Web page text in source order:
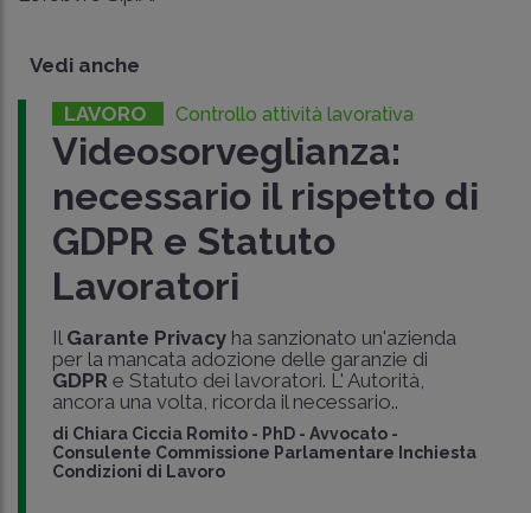
Vedi anche
LAVORO Controllo attività lavorativa
Videosorveglianza:
necessario il rispetto di
GDPR e Statuto
Lavoratori
Il Garante Privacyha sanzionato un'azienda
per la mancata adozione delle garanzie di
GDPR e Statuto dei lavoratori. L' Autorità,
ancora una volta, ricorda il necessario..
di Chiara Ciccia Romito - PhD - Avvocato -
Consulente Commissione Parlamentare Inchiesta
Condizioni di Lavoro